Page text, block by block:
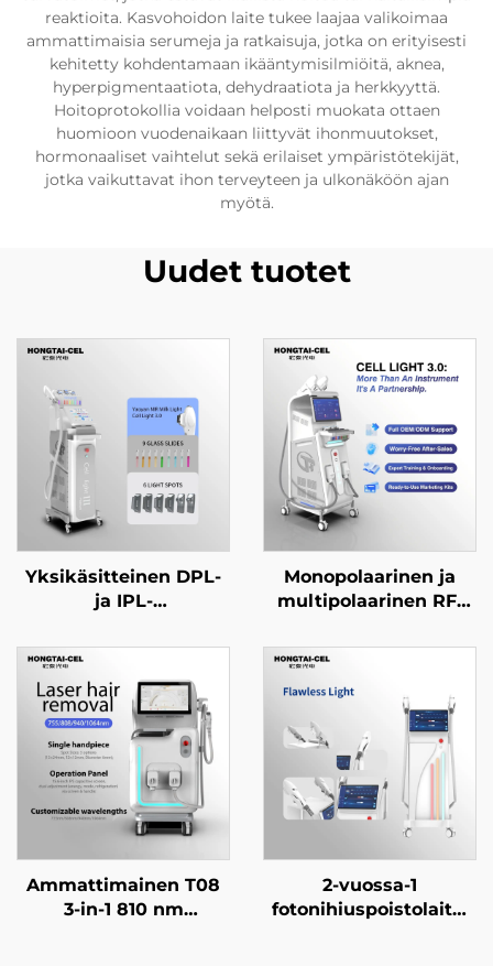
reaktioita. Kasvohoidon laite tukee laajaa valikoimaa
ammattimaisia serumeja ja ratkaisuja, jotka on erityisesti
kehitetty kohdentamaan ikääntymisilmiöitä, aknea,
hyperpigmentaatiota, dehydraatiota ja herkkyyttä.
Hoitoprotokollia voidaan helposti muokata ottaen
huomioon vuodenaikaan liittyvät ihonmuutokset,
hormonaaliset vaihtelut sekä erilaiset ympäristötekijät,
jotka vaikuttavat ihon terveyteen ja ulkonäköön ajan
myötä.
Uudet tuotet
Yksikäsitteinen DPL-
ja IPL-
ihovalkaisuun,
karvanpoistoon ja
ikääntymisen
estämiseen
kauneuslaitoksille
Monopolaarinen ja
multipolaarinen RF-
keholle: ikääntymisen
estäminen, ryppyjen
poisto, ihon
kiristäminen,
nostaminen ja
muokkaaminen,
hieronta- ja
kauneuslaitteisto
Ammattimainen T08
3-in-1 810 nm
2-vuossa-1
fotonihiuspoistolaite,